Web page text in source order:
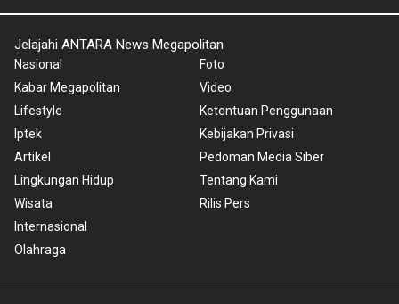
Jelajahi ANTARA News Megapolitan
Nasional
Kabar Megapolitan
Lifestyle
Iptek
Artikel
Lingkungan Hidup
Wisata
Internasional
Olahraga
Foto
Video
Ketentuan Penggunaan
Kebijakan Privasi
Pedoman Media Siber
Tentang Kami
Rilis Pers